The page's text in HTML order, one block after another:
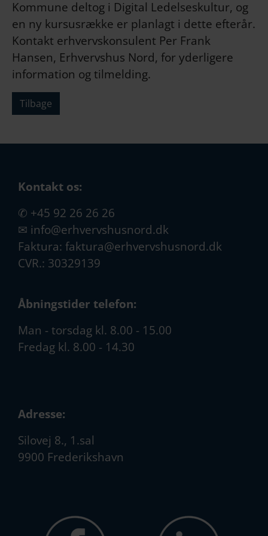
Kommune deltog i Digital Ledelseskultur, og
en ny kursusrække er planlagt i dette efterår.
Kontakt erhvervskonsulent Per Frank
Hansen, Erhvervshus Nord, for yderligere
information og tilmelding.
Tilbage
Kontakt os:
✆ +45 92 26 26 26
✉ info@erhvervshusnord.dk
Faktura: faktura@erhvervshusnord.dk
CVR.: 30329139
Åbningstider telefon:
Man - torsdag kl. 8.00 - 15.00
Fredag kl. 8.00 - 14.30
Adresse:
Silovej 8., 1.sal
9900 Frederikshavn